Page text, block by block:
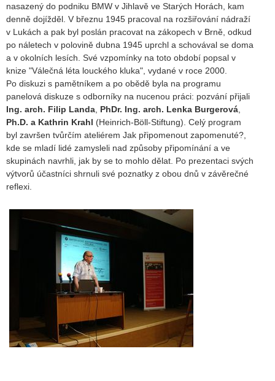
nasazený do podniku BMW v Jihlavě ve Starých Horách, kam
denně dojížděl. V březnu 1945 pracoval na rozšiřování nádraží
v Lukách a pak byl poslán pracovat na zákopech v Brně, odkud
po náletech v polovině dubna 1945 uprchl a schovával se doma
a v okolních lesích. Své vzpomínky na toto období popsal v
knize "Válečná léta louckého kluka", vydané v roce 2000.
Po diskuzi s pamětníkem a po obědě byla na programu
panelová diskuze s odborníky na nucenou práci: pozvání přijali
Ing. arch. Filip Landa PhDr. Ing. arch. Lenka Burgerová
Ph.D. a Kathrin Krahl (Heinrich-Böll-Stiftung). Celý program
byl završen tvůrčím ateliérem Jak připomenout zapomenuté?,
kde se mladí lidé zamysleli nad způsoby připomínání a ve
skupinách navrhli, jak by se to mohlo dělat. Po prezentaci svých
výtvorů účastníci shrnuli své poznatky z obou dnů v závěrečné
reflexi.